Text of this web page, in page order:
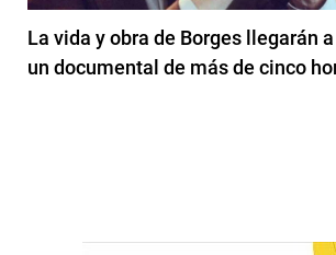
La vida y obra de Borges llegarán
un documental de más de cinco